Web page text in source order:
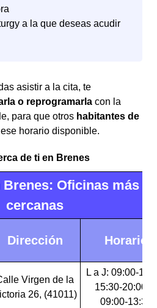
a la que deseas acudir
asistir a la cita, te
o reprogramarla con la
para que otros habitantes de
horario disponible.
de ti en Brenes
Brenes: Oficinas más
cercanas
Dirección Horario
Virgen de la
26, (41011)
L a J: 09:00-
15:30-20:00 V:
09:00-13:30